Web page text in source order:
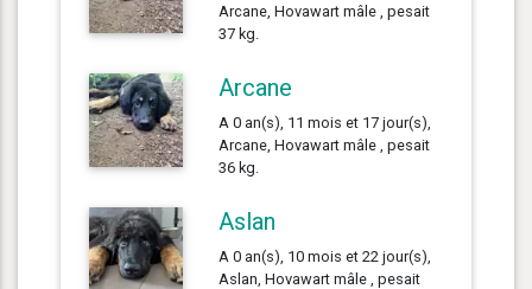
Arcane, Hovawart mâle , pesait
37 kg.
Arcane
A 0 an(s), 11 mois et 17 jour(s),
Arcane, Hovawart mâle , pesait
36 kg.
Aslan
A 0 an(s), 10 mois et 22 jour(s),
Aslan, Hovawart mâle , pesait